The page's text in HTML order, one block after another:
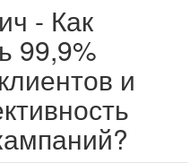
- Как
99,9%
и